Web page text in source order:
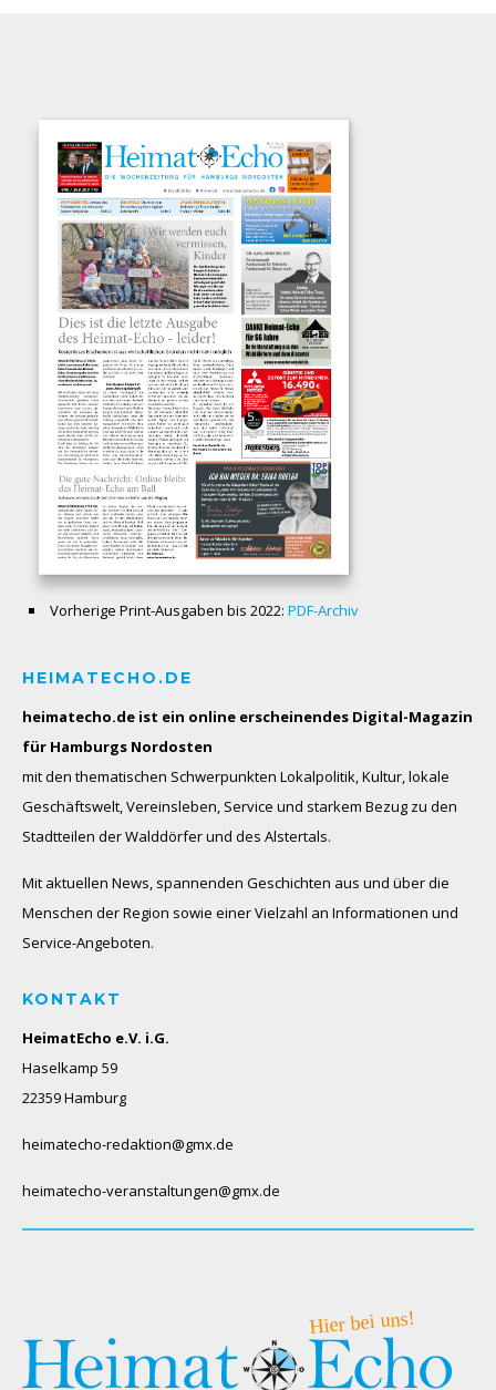
Vorherige Print-Ausgaben bis 2022: PDF-Archiv
HEIMATECHO.DE
heimatecho.de ist ein online erscheinendes Digital-Magazin
für Hamburgs Nordosten
mit den thematischen Schwerpunkten Lokalpolitik, Kultur, lokale
Geschäftswelt, Vereinsleben, Service und starkem Bezug zu den
Stadtteilen der Walddörfer und des Alstertals.
Mit aktuellen News, spannenden Geschichten aus und über die
Menschen der Region sowie einer Vielzahl an Informationen und
Service-Angeboten.
KONTAKT
HeimatEcho e.V. i.G.
Haselkamp 59
22359 Hamburg
heimatecho-redaktion@gmx.de
heimatecho-veranstaltungen@gmx.de